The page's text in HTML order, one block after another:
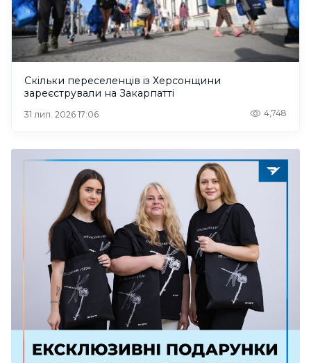
Скільки переселенців із Херсонщини
зареєстрували на Закарпатті
31 лип. 2026 17:06 4,748